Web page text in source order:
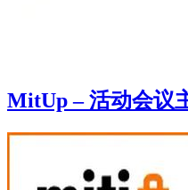
MitUp – 活动会议